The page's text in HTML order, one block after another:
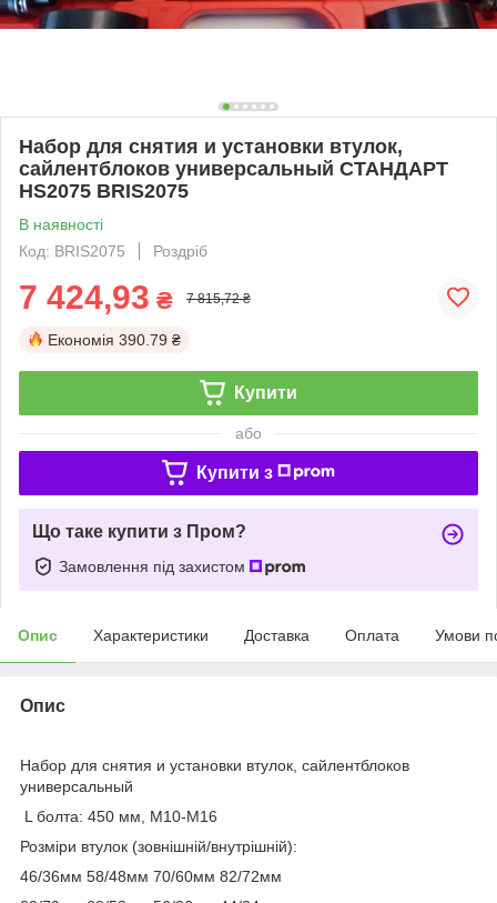
Набор для снятия и установки втулок,
сайлентблоков универсальный СТАНДАРТ
HS2075 BRIS2075
В наявності
Код: BRIS2075
Роздріб
7 424,93 ₴ 7 815,72 ₴
Економія 390.79 ₴
Купити
або
Купити з
Що таке купити з Пром?
Замовлення під захистом
Опис Характеристики Доставка Оплата Умови
Опис
Набор для снятия и установки втулок, сайлентблоков
универсальный
L болта: 450 мм, M10-M16
Розміри втулок (зовнішній/внутрішній):
46/36мм 58/48мм 70/60мм 82/72мм